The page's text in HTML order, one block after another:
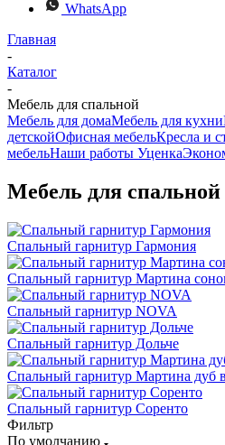
WhatsApp
Главная
-
Каталог
-
Мебель для спальной
Мебель для домаМебель для кухни
детскойОфисная мебельКресла и
мебельНаши работы Уценка
Мебель для спальной
Спальный гарнитур Гармония
Спальный гарнитур Мартина
Спальный гарнитур NOVA
Спальный гарнитур Дольче
Спальный гарнитур Мартина дуб
Спальный гарнитур Соренто
Фильтр
По умолчанию